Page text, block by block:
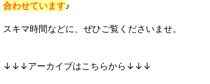
合わせています♪
スキマ時間などに、ぜひご覧くださいませ。
↓↓↓アーカイブはこちらから↓↓↓